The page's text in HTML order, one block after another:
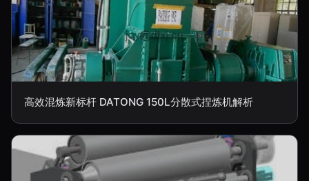
高效混炼新标杆 DATONG 150L分散式捏炼机解析